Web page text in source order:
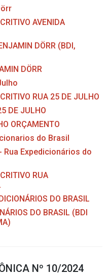
AVENIDA
DÖRR (BDI,
DÖRR
RUA 25 DE JULHO
DE JULHO
ORÇAMENTO
do Brasil
Rua Expedicionários do
RUA
DO BRASIL
DO BRASIL (BDI
Nº 10/2024